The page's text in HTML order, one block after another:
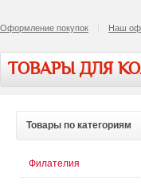
Оформление покупок Наш
ТОВАРЫ ДЛЯ
Товары по категориям
Филателия